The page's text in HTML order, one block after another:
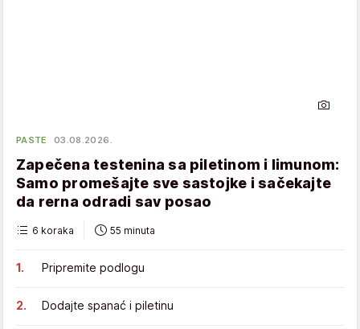
PASTE 03.08.2026.
Zapečena testenina sa piletinom i limunom:
Samo promešajte sve sastojke i sačekajte
da rerna odradi sav posao
6 koraka 55 minuta
Pripremite podlogu
Dodajte spanać i piletinu